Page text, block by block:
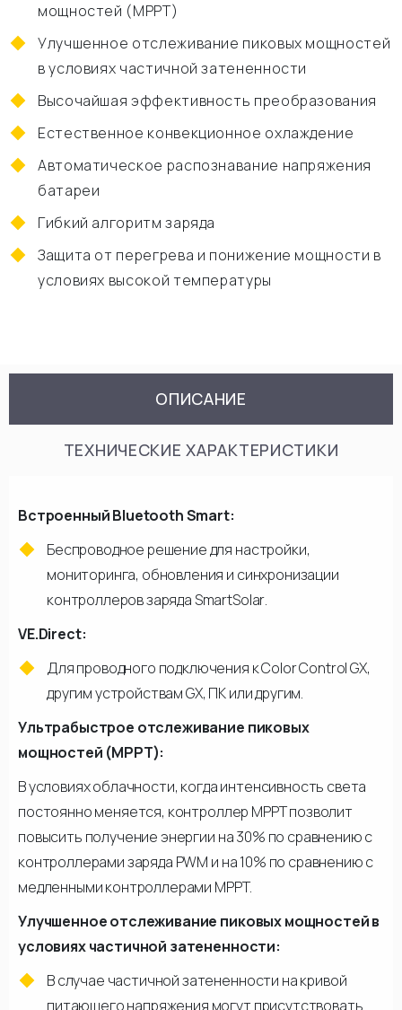
мощностей (MPPT)
Улучшенное отслеживание пиковых мощностей
в условиях частичной затененности
Высочайшая эффективность преобразования
Естественное конвекционное охлаждение
Автоматическое распознавание напряжения
батареи
Гибкий алгоритм заряда
Защита от перегрева и понижение мощности в
условиях высокой температуры
ОПИСАНИЕ
ТЕХНИЧЕСКИЕ ХАРАКТЕРИСТИКИ
Встроенный Bluetooth Smart:
Беспроводное решение для настройки,
мониторинга, обновления и синхронизации
контроллеров заряда SmartSolar.
VE.Direct:
Для проводного подключения к Color Control GX,
другим устройствам GX, ПК или другим.
Ультрабыстрое отслеживание пиковых
мощностей (MPPT):
В условиях облачности, когда интенсивность света
постоянно меняется, контроллер МРРТ позволит
повысить получение энергии на 30% по сравнению с
контроллерами заряда PWM и на 10% по сравнению с
медленными контроллерами МРРТ.
Улучшенное отслеживание пиковых мощностей в
условиях частичной затененности:
В случае частичной затененности на кривой
питающего напряжения могут присутствовать